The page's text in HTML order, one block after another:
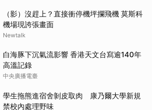
（影）沒趕上？直接衝停機坪攔飛機 莫斯科
機場現誇張畫面
Newtalk
白海豚下沉氣流影響 香港天文台寫逾140年
高溫記錄
中央廣播電臺
學生拖熊進宿舍剝皮取肉 康乃爾大學新規
禁校內處理野味